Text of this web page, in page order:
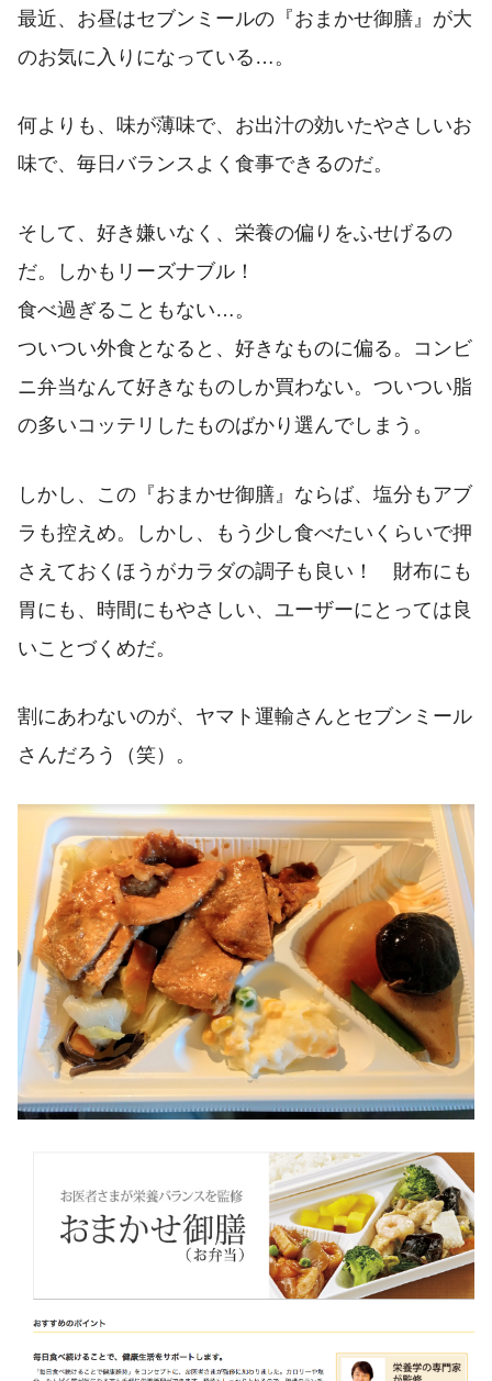
最近、お昼はセブンミールの『おまかせ御膳』が大
のお気に入りになっている…。
何よりも、味が薄味で、お出汁の効いたやさしいお
味で、毎日バランスよく食事できるのだ。
そして、好き嫌いなく、栄養の偏りをふせげるの
だ。しかもリーズナブル！
食べ過ぎることもない…。
ついつい外食となると、好きなものに偏る。コンビ
ニ弁当なんて好きなものしか買わない。ついつい脂
の多いコッテリしたものばかり選んでしまう。
しかし、この『おまかせ御膳』ならば、塩分もアブ
ラも控えめ。しかし、もう少し食べたいくらいで押
さえておくほうがカラダの調子も良い！ 財布にも
胃にも、時間にもやさしい、ユーザーにとっては良
いことづくめだ。
割にあわないのが、ヤマト運輸さんとセブンミール
さんだろう（笑）。